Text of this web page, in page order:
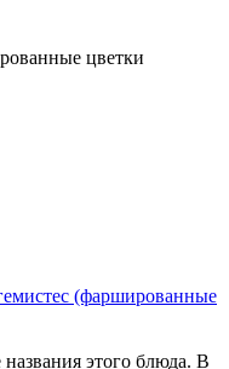
цветки
(фаршированные
этого блюда. В